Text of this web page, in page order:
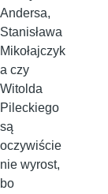
Andersa,
Stanisława
Mikołajczyk
a czy
Witolda
Pileckiego
są
oczywiście
nie wyrost,
bo